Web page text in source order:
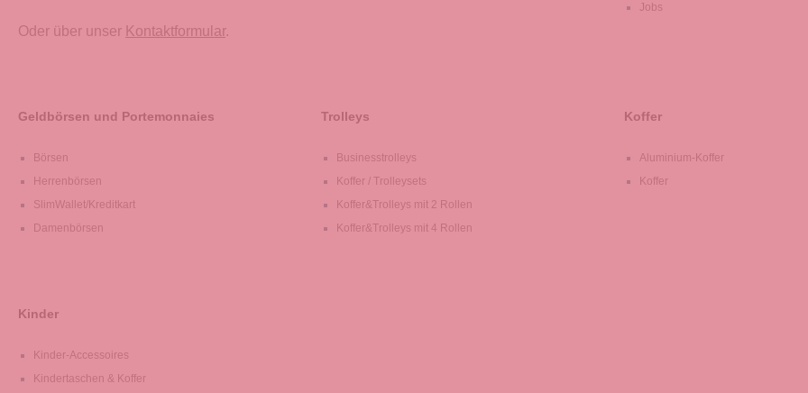
Oder über unser Kontaktformular.
Jobs
Geldbörsen und Portemonnaies
Börsen
Herrenbörsen
SlimWallet/Kreditkart
Damenbörsen
Trolleys
Businesstrolleys
Koffer / Trolleysets
Koffer&Trolleys mit 2 Rollen
Koffer&Trolleys mit 4 Rollen
Koffer
Aluminium-Koffer
Koffer
Kinder
Kinder-Accessoires
Kindertaschen & Koffer